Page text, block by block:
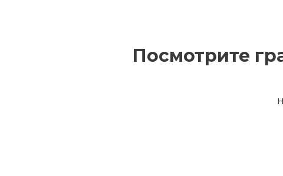
Посмотрите